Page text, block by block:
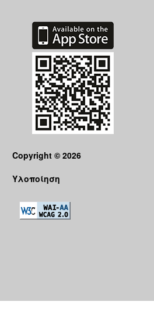
Copyright © 2026
Υλοποίηση